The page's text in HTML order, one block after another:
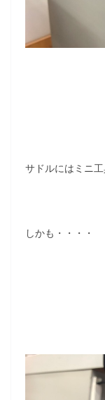
サドルにはミニ工
しかも・・・・